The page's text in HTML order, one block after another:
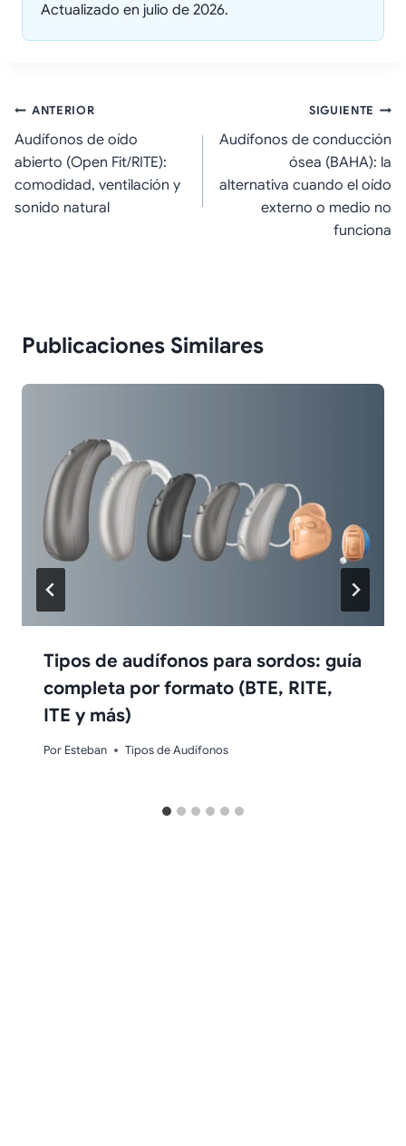
Actualizado en julio de 2026.
Navegación
de
entradas
ANTERIOR
Audífonos de oído
abierto (Open Fit/RITE):
comodidad, ventilación y
sonido natural
SIGUIENTE
Audífonos de conducción
ósea (BAHA): la
alternativa cuando el oído
externo o medio no
funciona
Publicaciones Similares
Tipos de audífonos para sordos: guía
completa por formato (BTE, RITE,
ITE y más)
Por Esteban Tipos de Audífonos